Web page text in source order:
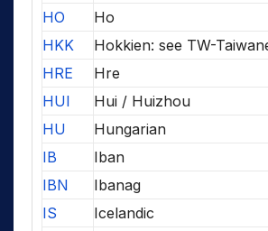
HO
Ho
HKK
Hokkien: see TW-
HRE
Hre
HUI
Hui / Huizhou
HU
Hungarian
IB
Iban
IBN
Ibanag
IS
Icelandic